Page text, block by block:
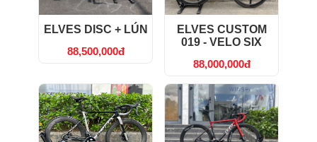
ELVES DISC + LÚN
88,500,000đ
ELVES CUSTOM
019 - VELO SIX
88,000,000đ